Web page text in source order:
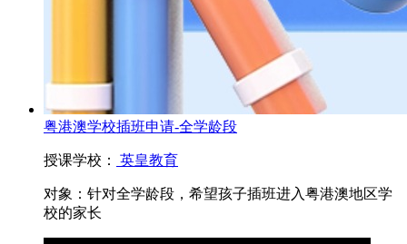
粤港澳学校插班申请-全学龄段
授课学校： 英皇教育
对象： 针对全学龄段，希望孩子插班进入粤港澳地区学
校的家长